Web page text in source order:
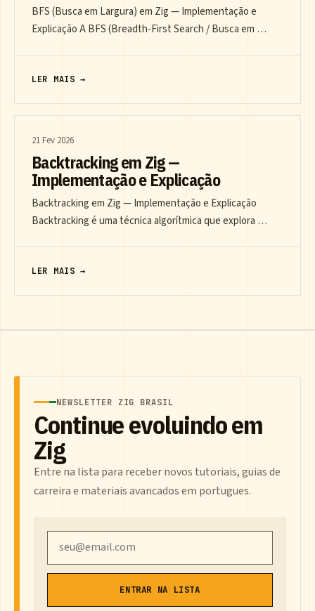
BFS (Busca em Largura) em Zig — Implementação e
Explicação A BFS (Breadth-First Search / Busca em …
LER MAIS →
21 Fev 2026
Backtracking em Zig —
Implementação e Explicação
Backtracking em Zig — Implementação e Explicação
Backtracking é uma técnica algorítmica que explora …
LER MAIS →
NEWSLETTER ZIG BRASIL
Continue evoluindo em
Zig
Entre na lista para receber novos tutoriais, guias de
carreira e materiais avancados em portugues.
ENTRAR NA LISTA